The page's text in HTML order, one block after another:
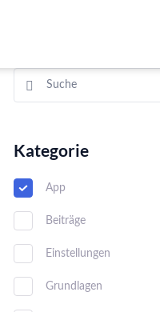
Kategorie
App
Beiträge
Einstellungen
Grundlagen